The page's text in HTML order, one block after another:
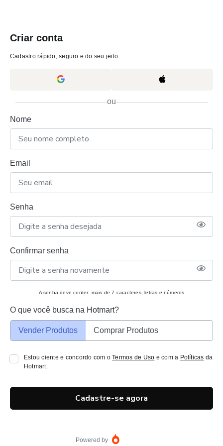
Criar conta
Cadastro rápido, seguro e do seu jeito.
ou
Nome
Email
Senha
Confirmar senha
A senha deve conter: mais de 7 caracteres, letras e números
O que você busca na Hotmart?
Vender Produtos Comprar Produtos
Estou ciente e concordo com oTermos de Uso e com a Políticas da
Hotmart.
Cadastre-se agora
Powered by